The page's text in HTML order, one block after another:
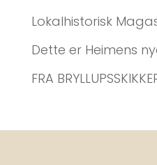
Lokalhistorisk
Dette er Heimens
FRA